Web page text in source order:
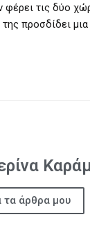
φέρει τις δύο
προσδίδει μια
τα άρθρα μου